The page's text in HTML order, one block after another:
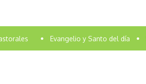
• Evangelio y Santo del día •